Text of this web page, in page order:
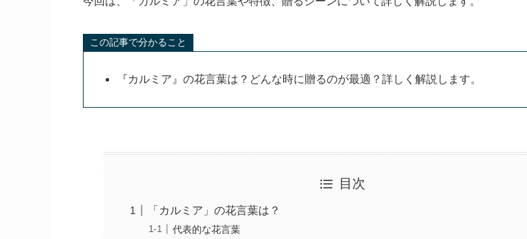
この記事で分かること
『カルミア』の花言葉は？どんな時に贈るのが最適？詳しく解説します。
目次
「カルミア」の花言葉は？
代表的な花言葉